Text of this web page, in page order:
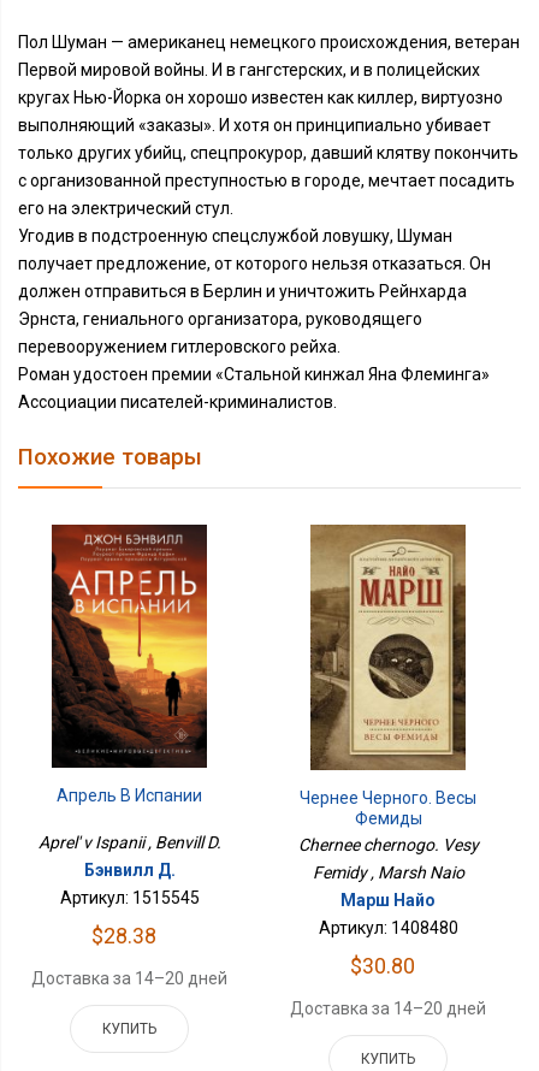
Пол Шуман — американец немецкого происхождения, ветеран
Первой мировой войны. И в гангстерских, и в полицейских
кругах Нью-Йорка он хорошо известен как киллер, виртуозно
выполняющий «заказы». И хотя он принципиально убивает
только других убийц, спецпрокурор, давший клятву покончить
с организованной преступностью в городе, мечтает посадить
его на электрический стул.
Угодив в подстроенную спецслужбой ловушку, Шуман
получает предложение, от которого нельзя отказаться. Он
должен отправиться в Берлин и уничтожить Рейнхарда
Эрнста, гениального организатора, руководящего
перевооружением гитлеровского рейха.
Роман удостоен премии «Стальной кинжал Яна Флеминга»
Ассоциации писателей-криминалистов.
Похожие товары
Апрель В Испании
Aprel' v Ispanii , Benvill D.
Бэнвилл Д.
Артикул: 1515545
$28.38
Доставка за 14–20 дней
КУПИТЬ
Чернее Черного. Весы
Фемиды
Chernee chernogo. Vesy
Femidy , Marsh Naio
Марш Найо
Артикул: 1408480
$30.80
Доставка за 14–20 дней
КУПИТЬ